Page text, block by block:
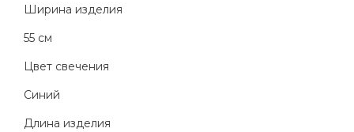
Ширина изделия
55 см
Цвет свечения
Синий
Длина изделия